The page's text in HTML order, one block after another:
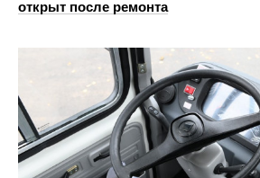
открыт после ремонта